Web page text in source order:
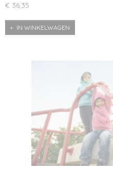
€ 36,35
IN WINKELWAGEN